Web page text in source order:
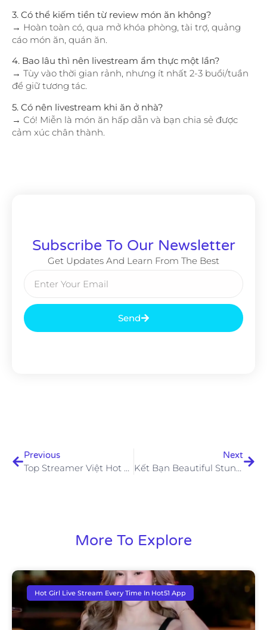
3. Có thể kiếm tiền từ review món ăn không?
→ Hoàn toàn có, qua mở khóa phòng, tài trợ, quảng
cáo món ăn, quán ăn.
4. Bao lâu thì nên livestream ẩm thực một lần?
→ Tùy vào thời gian rảnh, nhưng ít nhất 2-3 buổi/tuần
để giữ tương tác.
5. Có nên livestream khi ăn ở nhà?
→ Có! Miễn là món ăn hấp dẫn và bạn chia sẻ được
cảm xúc chân thành.
Subscribe To Our Newsletter
Get Updates And Learn From The Best
Send
Previous
Top Streamer Việt Hot Beautiful Stunning Hot51 App
Next
Kết Bạn Beautiful Stunning & Trò Chuyện Dễ Dàng Với Hot51
More To Explore
Hot Girl Live Stream Every Time In Hot51 App